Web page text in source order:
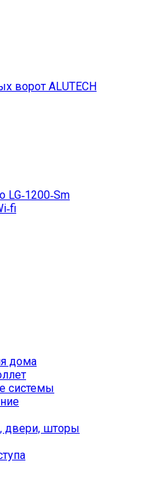
ворот ALUTECH
дома
системы
двери, шторы